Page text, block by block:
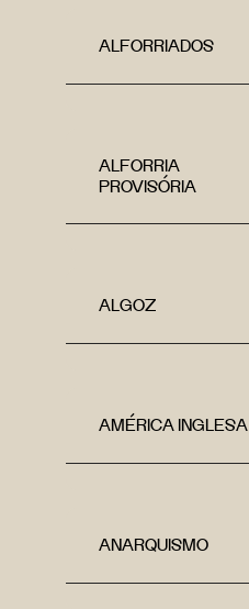
ALFORRIADOS
ALFORRIA
PROVISÓRIA
ALGOZ
AMÉRICA INGLESA
ANARQUISMO